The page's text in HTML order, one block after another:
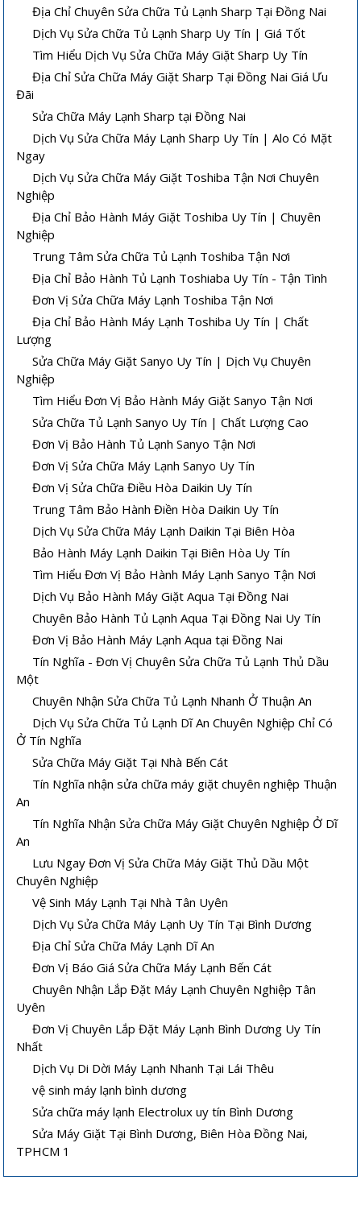
Địa Chỉ Chuyên Sửa Chữa Tủ Lạnh Sharp Tại Đồng Nai
Dịch Vụ Sửa Chữa Tủ Lạnh Sharp Uy Tín | Giá Tốt
Tìm Hiểu Dịch Vụ Sửa Chữa Máy Giặt Sharp Uy Tín
Địa Chỉ Sửa Chữa Máy Giặt Sharp Tại Đồng Nai Giá Ưu
Đãi
Sửa Chữa Máy Lạnh Sharp tại Đồng Nai
Dịch Vụ Sửa Chữa Máy Lạnh Sharp Uy Tín | Alo Có Mặt
Ngay
Dịch Vụ Sửa Chữa Máy Giặt Toshiba Tận Nơi Chuyên
Nghiệp
Địa Chỉ Bảo Hành Máy Giặt Toshiba Uy Tín | Chuyên
Nghiệp
Trung Tâm Sửa Chữa Tủ Lạnh Toshiba Tận Nơi
Địa Chỉ Bảo Hành Tủ Lạnh Toshiaba Uy Tín - Tận Tình
Đơn Vị Sửa Chữa Máy Lạnh Toshiba Tận Nơi
Địa Chỉ Bảo Hành Máy Lạnh Toshiba Uy Tín | Chất
Lượng
Sửa Chữa Máy Giặt Sanyo Uy Tín | Dịch Vụ Chuyên
Nghiệp
Tìm Hiểu Đơn Vị Bảo Hành Máy Giặt Sanyo Tận Nơi
Sửa Chữa Tủ Lạnh Sanyo Uy Tín | Chất Lượng Cao
Đơn Vị Bảo Hành Tủ Lạnh Sanyo Tận Nơi
Đơn Vị Sửa Chữa Máy Lạnh Sanyo Uy Tín
Đơn Vị Sửa Chữa Điều Hòa Daikin Uy Tín
Trung Tâm Bảo Hành Điền Hòa Daikin Uy Tín
Dịch Vụ Sửa Chữa Máy Lạnh Daikin Tại Biên Hòa
Bảo Hành Máy Lạnh Daikin Tại Biên Hòa Uy Tín
Tìm Hiểu Đơn Vị Bảo Hành Máy Lạnh Sanyo Tận Nơi
Dịch Vụ Bảo Hành Máy Giặt Aqua Tại Đồng Nai
Chuyên Bảo Hành Tủ Lạnh Aqua Tại Đồng Nai Uy Tín
Đơn Vị Bảo Hành Máy Lạnh Aqua tại Đồng Nai
Tín Nghĩa - Đơn Vị Chuyên Sửa Chữa Tủ Lạnh Thủ Dầu
Một
Chuyên Nhận Sửa Chữa Tủ Lạnh Nhanh Ở Thuận An
Dịch Vụ Sửa Chữa Tủ Lạnh Dĩ An Chuyên Nghiệp Chỉ Có
Ở Tín Nghĩa
Sửa Chữa Máy Giặt Tại Nhà Bến Cát
Tín Nghĩa nhận sửa chữa máy giặt chuyên nghiệp Thuận
An
Tín Nghĩa Nhận Sửa Chữa Máy Giặt Chuyên Nghiệp Ở Dĩ
An
Lưu Ngay Đơn Vị Sửa Chữa Máy Giặt Thủ Dầu Một
Chuyên Nghiệp
Vệ Sinh Máy Lạnh Tại Nhà Tân Uyên
Dịch Vụ Sửa Chữa Máy Lạnh Uy Tín Tại Bình Dương
Địa Chỉ Sửa Chữa Máy Lạnh Dĩ An
Đơn Vị Báo Giá Sửa Chữa Máy Lạnh Bến Cát
Chuyên Nhận Lắp Đặt Máy Lạnh Chuyên Nghiệp Tân
Uyên
Đơn Vị Chuyên Lắp Đặt Máy Lạnh Bình Dương Uy Tín
Nhất
Dịch Vụ Di Dời Máy Lạnh Nhanh Tại Lái Thêu
vệ sinh máy lạnh bình dương
Sửa chữa máy lạnh Electrolux uy tín Bình Dương
Sửa Máy Giặt Tại Bình Dương, Biên Hòa Đồng Nai,
TPHCM 1
Cách sửa máy lạnh âm trần không
lạnh hoặc lạnh yếu
Vệ sinh máy lạnh âm trần tại nhà
Hướng dẫn sử dụng và bảo quản